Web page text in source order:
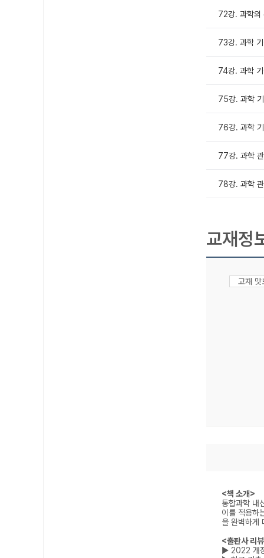
72강. 과학의
73강. 과학
74강. 과학
75강. 과학
76강. 과학
77강. 과학
78강. 과학
교재정
교재
<책 소개>
통합과학 내
이를 적용하
을 완벽하게
<출판사 리
▶ 2022 개